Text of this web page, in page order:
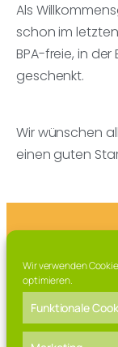
Wir verwenden
optimieren.
Funktionale
Als
schon im
BPA-freie, in
geschenkt.
Wir wünschen
einen guten
Mail: